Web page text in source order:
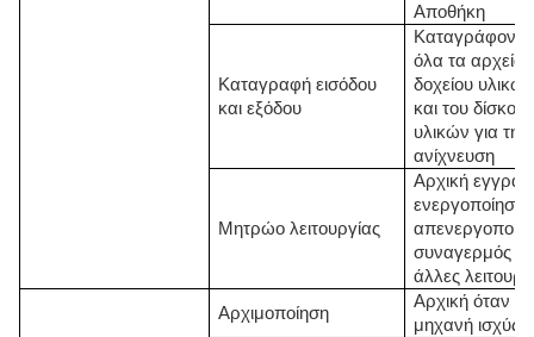
Αποθήκη
Καταγραφή εισόδου
και εξόδου
όλα τα αρχεία
δοχείου υλικών
και του δίσκου
υλικών για την
ανίχνευση
Μητρώο λειτουργίας
Αρχική
ενεργοποίηση
συναγερμός
άλλες
Αρχιμοποίηση
Αρχική όταν η
μηχανή ισχύς